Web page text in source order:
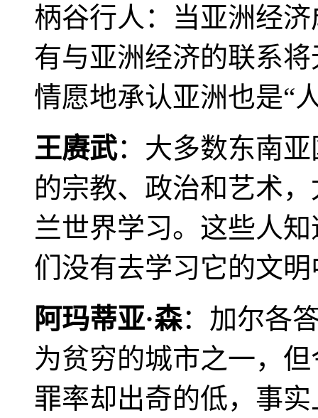
柄谷行人：当亚洲经
有与亚洲经济的联系
情愿地承认亚洲也是“
王赓武：大多数东南
的宗教、政治和艺术
兰世界学习。这些人
们没有去学习它的文
阿玛蒂亚·森：加尔各
为贫穷的城市之一，
罪率却出奇的低，事